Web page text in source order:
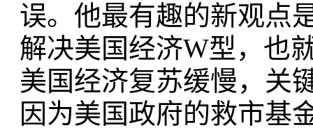
误。他最有趣的新观点
解决美国经济W型，也
美国经济复苏缓慢，关
因为美国政府的救市基